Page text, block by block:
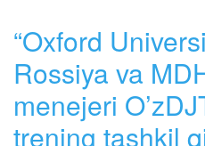
“Oxford
Rossiya va
menejeri
trening tashkil